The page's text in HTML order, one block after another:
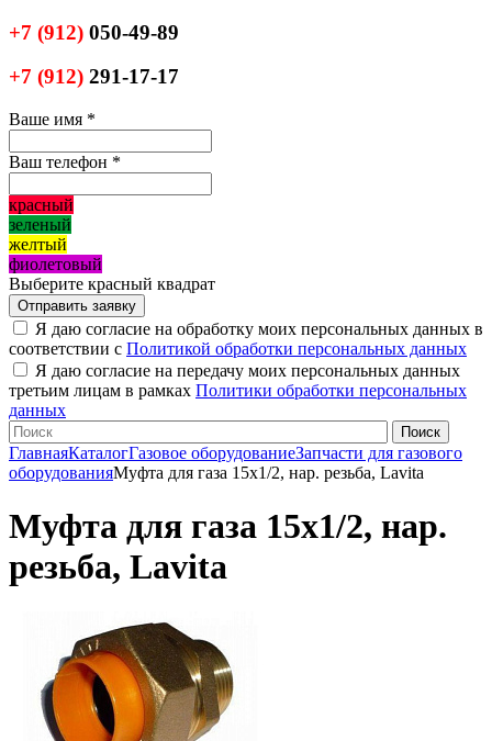
+7 (912) 050-49-89
+7 (912) 291-17-17
Ваше имя *
Ваш телефон *
красный
зеленый
желтый
фиолетовый
Выберите красный квадрат
Я даю согласие на обработку моих персональных данных в
соответствии с Политикой обработки персональных данных
Я даю согласие на передачу моих персональных данных
третьим лицам в рамках Политики обработки персональных
данных
ГлавнаяКаталогГазовое оборудованиеЗапчасти для газового
оборудованияМуфта для газа 15х1/2, нар. резьба, Lavita
Муфта для газа 15х1/2, нар.
резьба, Lavita